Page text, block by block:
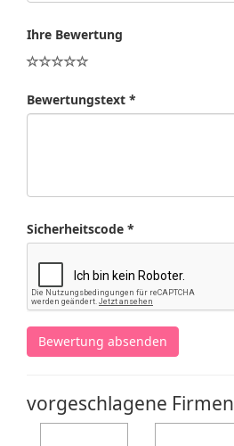
Ihre Bewertung
Bewertungstext *
Sicherheitscode *
Bewertung absenden
vorgeschlagene Firmen